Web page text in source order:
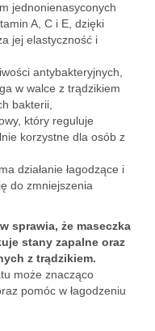
jednonienasyconych
A, C i E, dzięki
jej elastyczność i
antybakteryjnych,
w walce z trądzikiem
bakterii,
który reguluje
korzystne dla osób z
ma działanie łagodzące i
do zmniejszenia
sprawia, że maseczka
stany zapalne oraz
z trądzikiem.
może znacząco
pomóc w łagodzeniu